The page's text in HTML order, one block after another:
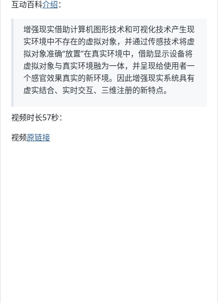
互动百科介绍：
增强现实借助计算机图形技术和可视化技术产生现
实环境中不存在的虚拟对象，并通过传感技术将虚
拟对象准确“放置”在真实环境中，借助显示设备将
虚拟对象与真实环境融为一体，并呈现给使用者一
个感官效果真实的新环境。因此增强现实系统具有
虚实结合、实时交互、三维注册的新特点。
视频时长57秒：
视频原链接